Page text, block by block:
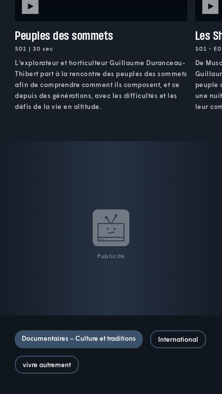
Peuples des sommets
S01 | 30 sec
L'explorateur et horticulteur Guillaume Duranceau-
Thibert part à la rencontre des peuples des sommets
afin de comprendre comment ils composent, et ce
depuis des générations, avec les difficultés et les
défis de la vie en altitude.
Les
S01 •
De
peuple
une
leur
Publicité
Documentaires – Culture et traditions International
vivre autrement